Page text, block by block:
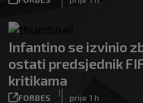
Infantino se izvinio
ostati predsjednik
kritikama
FORBES
|
prije 1 h